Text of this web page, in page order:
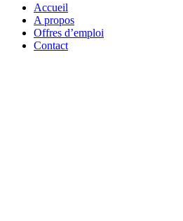
Accueil
A propos
Offres d’emploi
Contact